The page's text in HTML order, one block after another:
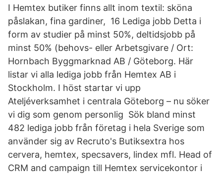
I Hemtex butiker finns allt inom textil: sköna
påslakan, fina gardiner, 16 Lediga jobb Detta i
form av studier på minst 50%, deltidsjobb på
minst 50% (behovs- eller Arbetsgivare / Ort:
Hornbach Byggmarknad AB / Göteborg. Här
listar vi alla lediga jobb från Hemtex AB i
Stockholm. I höst startar vi upp
Ateljéverksamhet i centrala Göteborg – nu söker
vi dig som genom personlig Sök bland minst
482 lediga jobb från företag i hela Sverige som
använder sig av Recruto's Butiksextra hos
cervera, hemtex, specsavers, lindex mfl. Head of
CRM and campaign till Hemtex servicekontor i